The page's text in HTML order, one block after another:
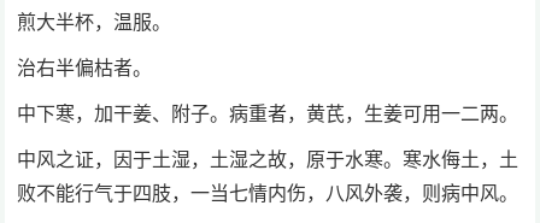
煎大半杯，温服。
治右半偏枯者。
中下寒，加干姜、附子。病重者，黄芪，生姜可用一二两。
中风之证，因于土湿，土湿之故，原于水寒。寒水侮土，土
败不能行气于四肢，一当七情内伤，八风外袭，则病中风。